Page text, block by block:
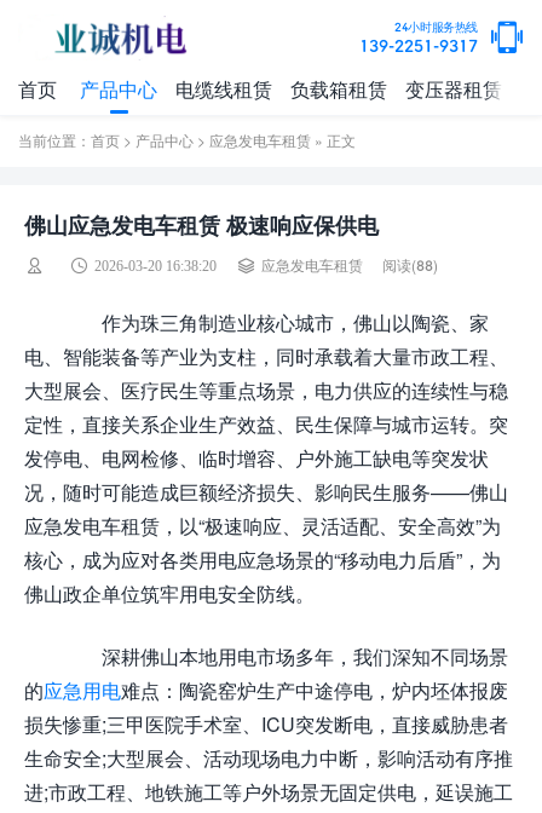
24小时服务热线
139-2251-9317
首页 产品中心 电缆线租赁 负载箱租赁 变压器租赁
当前位置： 首页 > 产品中心 > 应急发电车租赁 » 正文
佛山应急发电车租赁 极速响应保供电
2026-03-20 16:38:20 应急发电车租赁 阅读(88)
作为珠三角制造业核心城市，佛山以陶瓷、家
电、智能装备等产业为支柱，同时承载着大量市政工程、
大型展会、医疗民生等重点场景，电力供应的连续性与稳
定性，直接关系企业生产效益、民生保障与城市运转。突
发停电、电网检修、临时增容、户外施工缺电等突发状
况，随时可能造成巨额经济损失、影响民生服务——佛山
应急发电车租赁，以“极速响应、灵活适配、安全高效”为
核心，成为应对各类用电应急场景的“移动电力后盾”，为
佛山政企单位筑牢用电安全防线。
深耕佛山本地用电市场多年，我们深知不同场景
的应急用电难点：陶瓷窑炉生产中途停电，炉内坯体报废
损失惨重;三甲医院手术室、ICU突发断电，直接威胁患者
生命安全;大型展会、活动现场电力中断，影响活动有序推
进;市政工程、地铁施工等户外场景无固定供电，延误施工